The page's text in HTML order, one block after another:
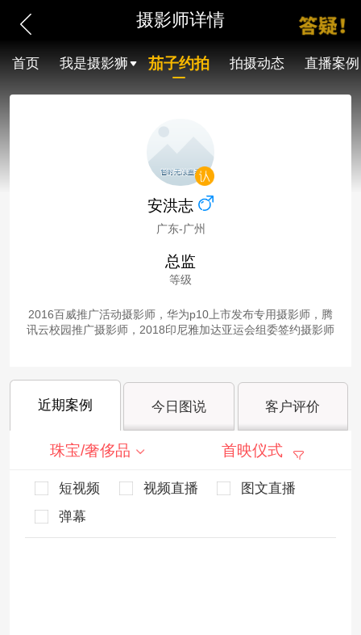
摄影师详情
首页 我是摄影狮 茄子约拍 拍摄动态 直播案例
安洪志
广东-广州
总监
等级
2016百威推广活动摄影师，华为p10上市发布专用摄影师，腾
讯云校园推广摄影师，2018印尼雅加达亚运会组委签约摄影师
近期案例 今日图说 客户评价
珠宝/奢侈品 首映仪式
短视频 视频直播
图文直播
弹幕